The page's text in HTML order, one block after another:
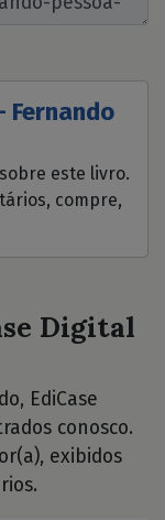
Fernando
este livro.
compre,
Digital
EdiCase
conosco.
exibidos